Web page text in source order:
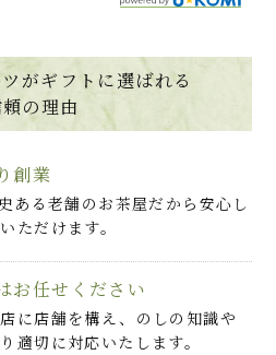
がギフトに選ばれる
の理由
創業
ある老舗のお茶屋だから安心し
ただけます。
お任せください
に店舗を構え、のしの知識や
適切に対応いたします。